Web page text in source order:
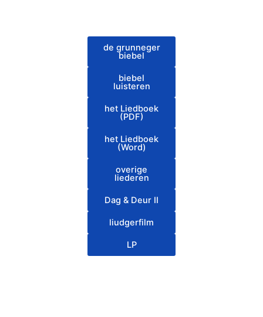
de grunneger
biebel
biebel
luisteren
het Liedboek
(PDF)
het Liedboek
(Word)
overige
liederen
Dag & Deur II
liudgerfilm
LP